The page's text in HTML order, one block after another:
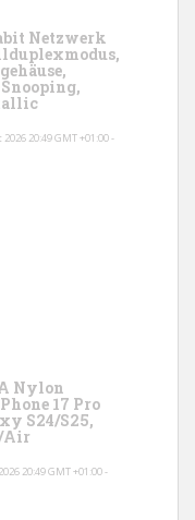
Netzwerk
20:49 GMT +01:00 -
Nylon
17 Pro
S24/S25,
Air
20:49 GMT +01:00 -